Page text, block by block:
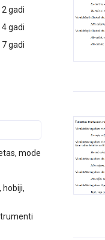
gadi
gadi
gadi
mode
hobiji,